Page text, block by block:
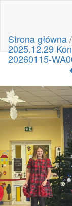
Strona główna/
2025.12.29
20260115-